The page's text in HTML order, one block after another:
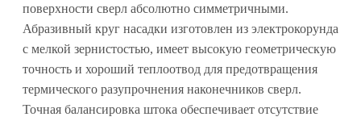
поверхности сверл абсолютно симметричными.
Абразивный круг насадки изготовлен из электрокорунда
с мелкой зернистостью, имеет высокую геометрическую
точность и хороший теплоотвод для предотвращения
термического разупрочнения наконечников сверл.
Точная балансировка штока обеспечивает отсутствие